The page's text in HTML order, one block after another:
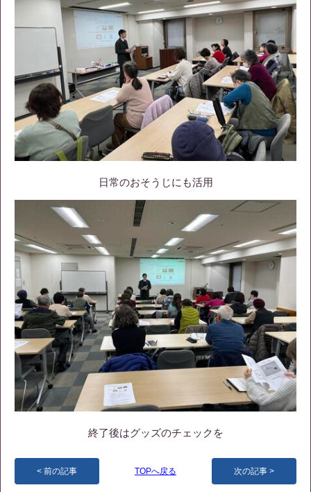
日常のおそうじにも活用
終了後はグッズのチェックを
前の記事 TOPへ戻る 次の記事